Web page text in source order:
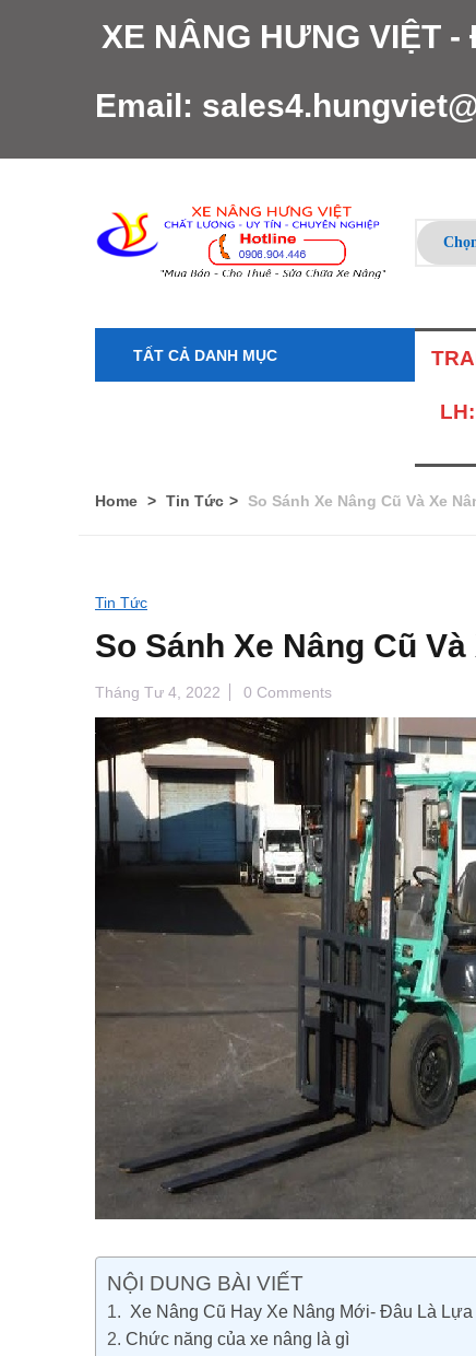
XE NÂNG HƯNG VIỆT
Email:
TẤT CẢ DANH MỤC
Home Tin Tức So Sánh Xe Nâng Cũ Và Xe
Tin Tức
So Sánh Xe Nâng Cũ
Tháng Tư 4, 2022 0 Comments
NỘI DUNG BÀI VIẾT
Xe Nâng Cũ Hay Xe Nâng Mới- Đâu Là
Chức năng của xe nâng là gì